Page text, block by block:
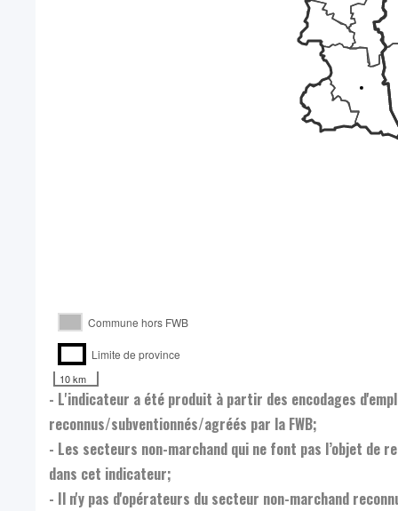
Commune hors FWB
Limite de province
10 km
- L'indicateur a été produit à partir des encodages
reconnus/subventionnés/agréés par la FWB;
- Les secteurs non-marchand qui ne font pas l’objet de
dans cet indicateur;
- Il n'y pas d'opérateurs du secteur non-marchand